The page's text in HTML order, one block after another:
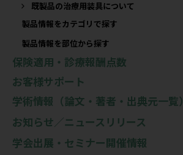
既製品の治療用装具について​
製品情報をカテゴリで探す
製品情報を部位から探す
保険適用・診療報酬点数
お客様サポート
学術情報（論文・著者・出典元一覧）
お知らせ／ニュースリリース
学会出展・セミナー開催情報